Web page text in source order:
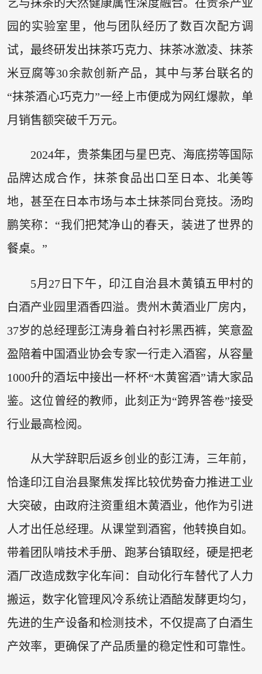
艺与抹茶的天然健康属性深度融合。在贵茶产业
园的实验室里，他与团队经历了数百次配方调
试，最终研发出抹茶巧克力、抹茶冰激凌、抹茶
米豆腐等30余款创新产品，其中与茅台联名的
“抹茶酒心巧克力”一经上市便成为网红爆款，单
月销售额突破千万元。
2024年，贵茶集团与星巴克、海底捞等国际
品牌达成合作，抹茶食品出口至日本、北美等
地，甚至在日本市场与本土抹茶同台竞技。汤昀
鹏笑称：“我们把梵净山的春天，装进了世界的
餐桌。”
5月27日下午，印江自治县木黄镇五甲村的
白酒产业园里酒香四溢。贵州木黄酒业厂房内，
37岁的总经理彭江涛身着白衬衫黑西裤，笑意盈
盈陪着中国酒业协会专家一行走入酒窖，从容量
1000升的酒坛中接出一杯杯“木黄窖酒”请大家品
鉴。这位曾经的教师，此刻正为“跨界答卷”接受
行业最高检阅。
从大学辞职后返乡创业的彭江涛，三年前，
恰逢印江自治县聚焦发挥比较优势奋力推进工业
大突破，由政府注资重组木黄酒业，他作为引进
人才出任总经理。从课堂到酒窖，他转换自如。
带着团队啃技术手册、跑茅台镇取经，硬是把老
酒厂改造成数字化车间：自动化行车替代了人力
搬运，数字化管理风冷系统让酒醅发酵更均匀，
先进的生产设备和检测技术，不仅提高了白酒生
产效率，更确保了产品质量的稳定性和可靠性。